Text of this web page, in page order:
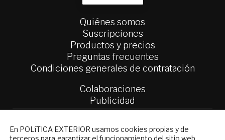
Quiénes somos
Suscripciones
Productos y precios
Preguntas frecuentes
Condiciones generales de contratación
Colaboraciones
Publicidad
Contacto
Política Exterior
En POLíTICA EXTERIOR usamos cookies propias y de
terceros para garantizar el funcionamiento del sitio web,
NEWSLETTER